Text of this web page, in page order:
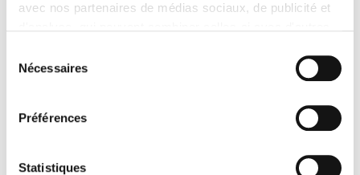
avec nos partenaires de médias sociaux, de publicité et
collectées lors de votre utilisation de leurs services.
Nécessaires
Préférences
Statistiques